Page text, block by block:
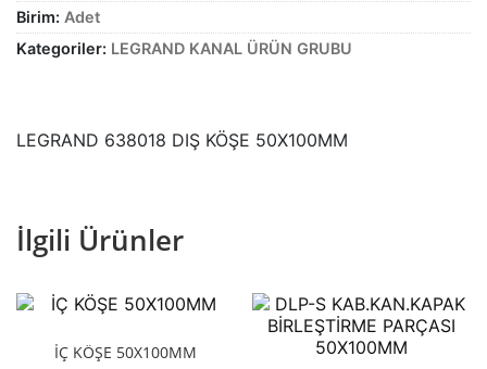
ASPİRATÖRLER
Birim: Adet
Kategoriler: LEGRAND KANAL ÜRÜN GRUBU
LEGRAND 638018 DIŞ KÖŞE 50X100MM
İlgili Ürünler
İÇ KÖŞE 50X100MM